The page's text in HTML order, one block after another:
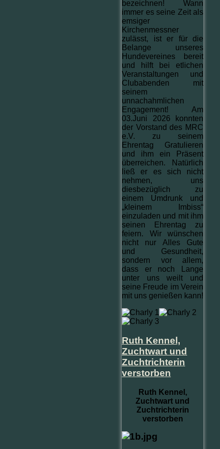
bezeichnen! Wann
immer es seine Zeit als
emsiger
Kirchenmessner
zulässt, ist er für die
Belange unseres
Hundevereines bereit
und hilft bei etlichen
Veranstaltungen und
Clubabenden mit
seinem
unnachahmlichen
Engagement! Am
03.Juni 2026 konnten
der Vorstand des MRC
e.V. zu seinem
Ehrentag Gratulieren
und ihm ein Präsent
überreichen. Natürlich
ließ er es sich nicht
nehmen, uns
diesbezüglich zu
einem Umdrunk und
„kleinem Imbiss“
einzuladen und mit ihm
seinen Ehrentag zu
feiern. Wir wünschen
nicht nur Alles Gute
und Gesundheit,
sondern vor allem,
dass er noch Lange
unter uns weilt und
seine Freude im Verein
mit uns genießen kann!
Ruth Kennel,
Zuchtwart und
Zuchtrichterin
verstorben
Ruth Kennel,
Zuchtwart und
Zuchtrichterin
verstorben